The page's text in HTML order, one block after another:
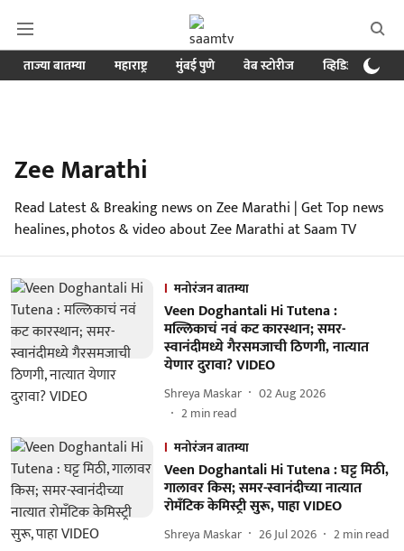
ताज्या बातम्या महाराष्ट्र मुंबई पुणे वेब स्टोरीज व्हिडिओ
Zee Marathi
Read Latest & Breaking news on Zee Marathi | Get Top news
healines, photos & video about Zee Marathi at Saam TV
मनोरंजन बातम्या
Veen Doghantali Hi Tutena :
मल्लिकाचं नवं कट कारस्थान; समर-
स्वानंदीमध्ये गैरसमजाची ठिणगी, नात्यात
येणार दुरावा? VIDEO
Shreya Maskar
02 Aug 2026
2min read
मनोरंजन बातम्या
Veen Doghantali Hi Tutena : घट्ट मिठी,
गालावर किस; समर-स्वानंदीच्या नात्यात
रोमँटिक केमिस्ट्री सुरू, पाहा VIDEO
Shreya Maskar 26 Jul 2026 2min read